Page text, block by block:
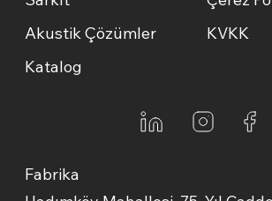
Akustik Çözümler
Katalog
KVKK
Fabrika